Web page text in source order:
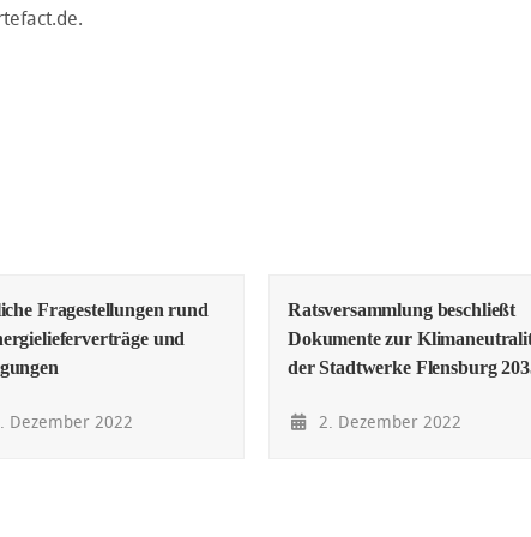
Fragestellungen rund
und
Dezember 2022
Ratsversammlung beschließt
Dokumente zur
der Stadtwerke Flensburg
2. Dezember 2022